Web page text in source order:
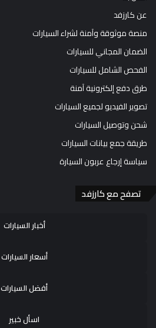
عن كارزفد
منصة موثوقة وآمنة لشراء السيارات
الضمان المجاني للسيارات
الفحص الشامل للسيارات
طرق دفع إلكترونية آمنة
تصوير الفيديو لجميع السيارات
شحن وتوصيل السيارات
طريقة جمع بيانات السيارات
سياسة إرجاع عربون السيارة
تصفح مع كارزفد
أخبار السيارات
أسعار السيارات
أفضل السيارات
اسأل خبير